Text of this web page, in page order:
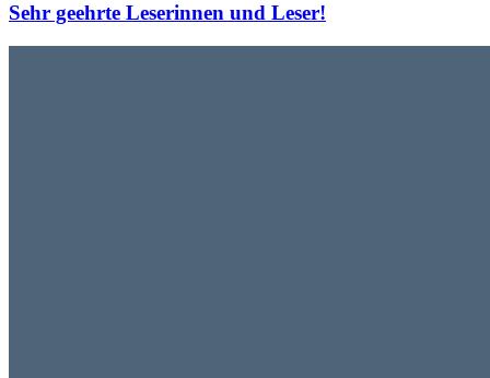
Sehr geehrte Leserinnen und Leser!